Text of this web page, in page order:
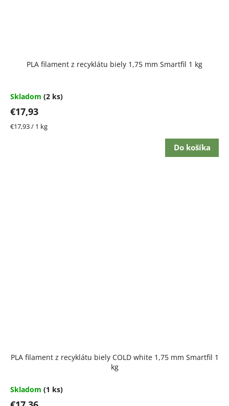
PLA filament z recyklátu biely 1,75 mm Smartfil 1 kg
Skladom (2 ks)
€17,93
Jednotková
€17,93 / 1 kg
Do košíka
PLA filament z recyklátu biely COLD white 1,75 mm Smartfil 1
kg
Skladom (1 ks)